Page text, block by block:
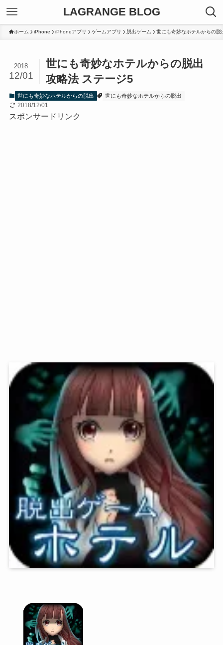
LAGRANGE BLOG
ホーム iPhone iPhoneアプリ ゲームアプリ 脱出ゲーム 世にも奇妙なホテルからの脱
世にも奇妙なホテルからの脱出
攻略法 ステージ5
2018
12/01
世にも奇妙なホテルからの脱出 世にも奇妙なホテルからの脱出
2018/12/01
スポンサードリンク